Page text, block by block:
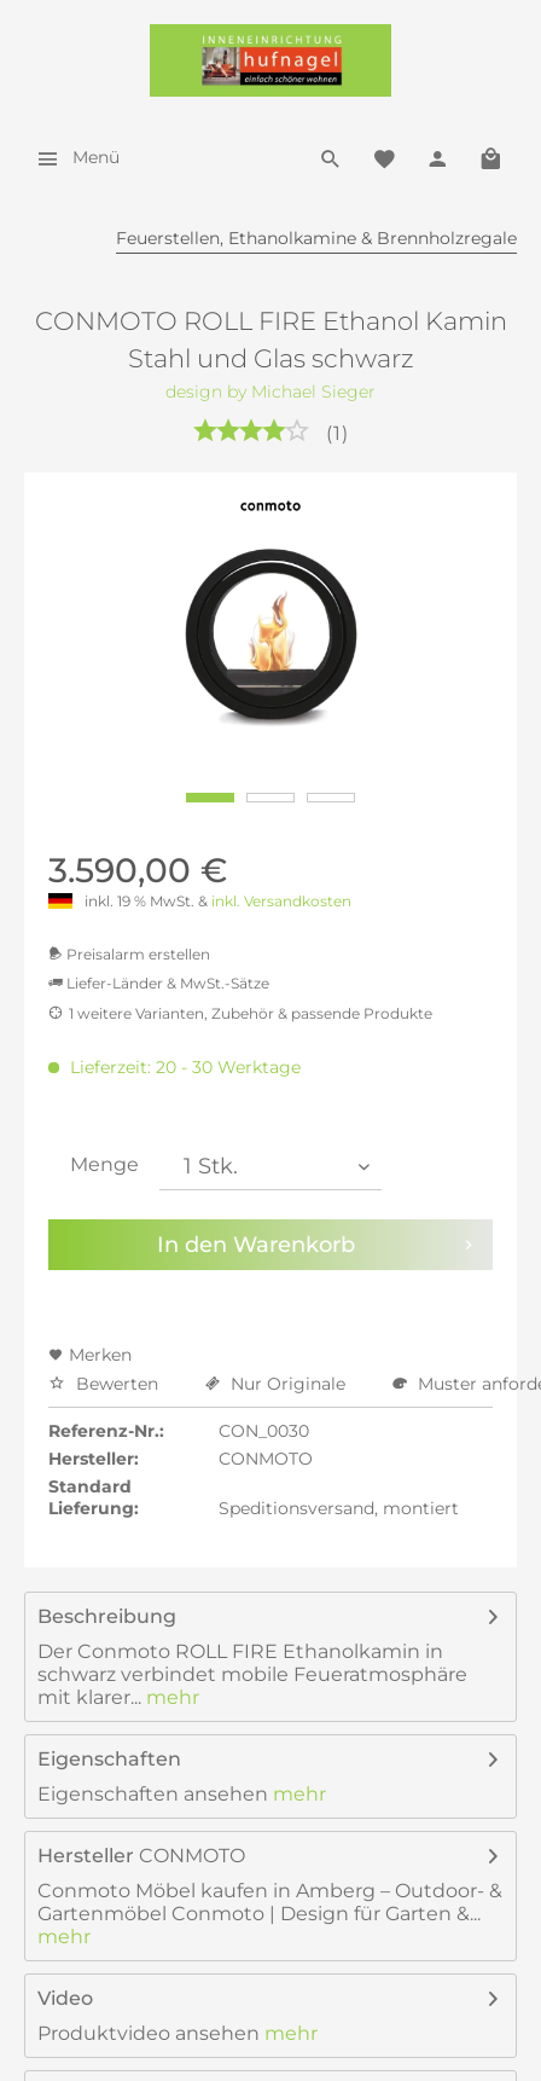
Menü
Feuerstellen, Ethanolkamine & Brennholzregale
CONMOTO ROLL FIRE Ethanol Kamin
Stahl und Glas schwarz
design by Michael Sieger
(1 )
3.590,00 €
inkl. 19 % MwSt. & inkl. Versandkosten
Preisalarm erstellen
Sie haben dieDatenschutzbestimmungenzur
Kenntnis genommen.
Liefer-Länder & MwSt.-Sätze
inkl. 16% MwSt.: 3.499,50 €
inkl. 21% MwSt.: 3.650,34 €
inkl. 22% MwSt.: 3.680,50 €
1 weitere Varianten, Zubehör & passende Produkte
Lieferzeit: 20 - 30 Werktage
Menge
In den Warenkorb
Merken
Bewerten
Nur Originale Muster
Referenz-Nr.:
CON_0030
Hersteller:
CONMOTO
Standard
Lieferung:
Speditionsversand, montiert
Beschreibung
Der Conmoto ROLL FIRE Ethanolkamin in
schwarz verbindet mobile Feueratmosphäre
mit klarer... mehr
Eigenschaften
Eigenschaften ansehen mehr
Hersteller CONMOTO
Conmoto Möbel kaufen in Amberg – Outdoor- &
Gartenmöbel Conmoto | Design für Garten &...
mehr
Video
Produktvideo ansehen mehr